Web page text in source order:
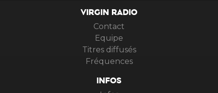
VIRGIN RADIO
Contact
Equipe
Titres diffusés
Fréquences
INFOS